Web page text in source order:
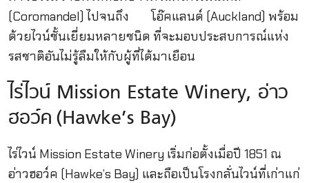
(Coromandel) ไปจนถึง โอ๊คแลนด์ (Auckland) พร้อม
ด้วยไวน์ชั้นเยี่ยมหลายชนิด ที่จะมอบประสบการณ์แห่ง
รสชาติอันไม่รู้ลืมให้กับผู้ที่ได้มาเยือน
ไร่ไวน์ Mission Estate Winery, อ่าว
ฮอว์ค (Hawke’s Bay)
ไร่ไวน์ Mission Estate Winery เริ่มก่อตั้งเมื่อปี 1851 ณ
อ่าวฮอว์ค (Hawke’s Bay) และถือเป็นโรงกลั่นไวน์ที่เก่าแก่